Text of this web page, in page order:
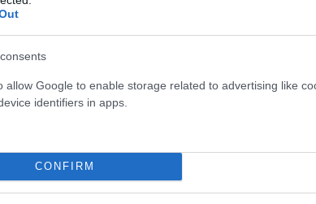
allow Google to enable storage related to advertising like
identifiers in apps.
CONFIRM
έρχονται στο
μένεις στο σκοτάδι...